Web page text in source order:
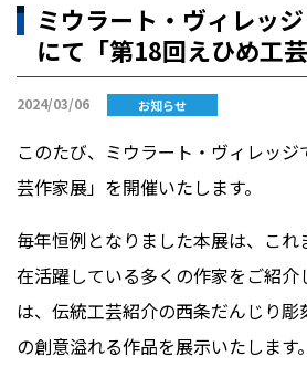
ミウラート・ヴィレッジ
にて「第18回えひめ工
2024/03/06 お知らせ
このたび、ミウラート・ヴィレッジ
芸作家展」を開催いたします。
毎年恒例となりました本展は、こ
在活躍している多くの作家をご紹介
は、伝統工芸紹介の西条だんじり彫
の創意溢れる作品を展示いたします